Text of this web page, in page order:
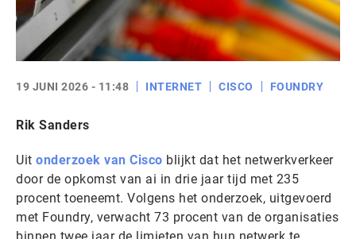
19 JUNI 2026 - 11:48 INTERNET CISCO FOUNDRY
Rik Sanders
Uit onderzoek van Cisco blijkt dat het netwerkverkeer
door de opkomst van ai in drie jaar tijd met 235
procent toeneemt. Volgens het onderzoek, uitgevoerd
met Foundry, verwacht 73 procent van de organisaties